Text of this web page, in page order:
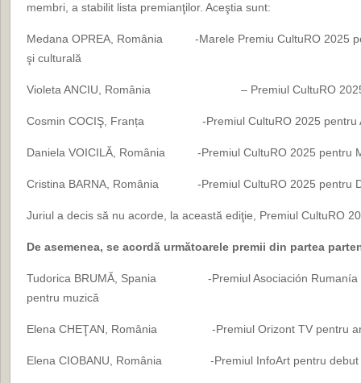
membri, a stabilit lista premianţilor. Aceştia sunt:
Medana OPREA, România -Marele Premiu CultuRO 2025
şi culturală
Violeta ANCIU, România – Premiul CultuRO 2025
Cosmin COCIŞ, Franța -Premiul CultuRO 2025 pentru
Daniela VOICILĂ, România -Premiul CultuRO 2025 pentru
Cristina BARNA, România -Premiul CultuRO 2025 pentru
Juriul a decis să nu acorde, la această ediţie, Premiul CultuRO
De asemenea, se acordă următoarele premii din partea
Tudorica BRUMĂ, Spania -Premiul Asociación Rumanía
pentru muzică
Elena CHEŢAN, România -Premiul Orizont TV pentru
Elena CIOBANU, România -Premiul InfoArt pentru debut